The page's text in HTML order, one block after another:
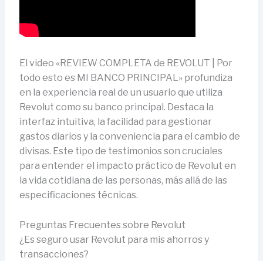
El video «REVIEW COMPLETA de REVOLUT | Por
todo esto es MI BANCO PRINCIPAL» profundiza
en la experiencia real de un usuario que utiliza
Revolut como su banco principal. Destaca la
interfaz intuitiva, la facilidad para gestionar
gastos diarios y la conveniencia para el cambio de
divisas. Este tipo de testimonios son cruciales
para entender el impacto práctico de Revolut en
la vida cotidiana de las personas, más allá de las
especificaciones técnicas.
Preguntas Frecuentes sobre Revolut
¿Es seguro usar Revolut para mis ahorros y
transacciones?